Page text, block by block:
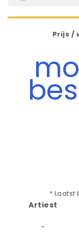
Prijs /
* Laatst
Artiest
-